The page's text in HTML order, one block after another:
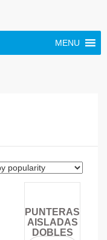
MENU
PUNTERAS
AISLADAS
DOBLES